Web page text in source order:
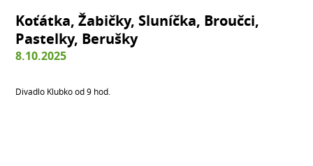
Koťátka, Žabičky, Sluníčka, Broučci,
Pastelky, Berušky
8.10.2025
Divadlo Klubko od 9 hod.